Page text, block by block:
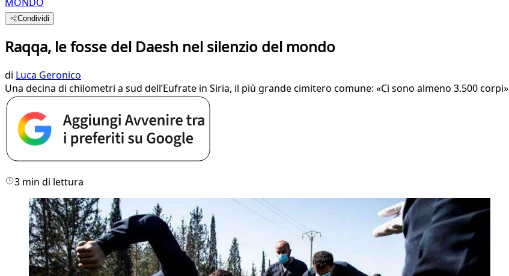
Condividi
Raqqa, le fosse del Daesh nel silenzio del mondo
di Luca Geronico
Una decina di chilometri a sud dell’Eufrate in Siria, il più grande cimitero comune: «Ci sono almeno 3.500 corpi»
3 min di lettura